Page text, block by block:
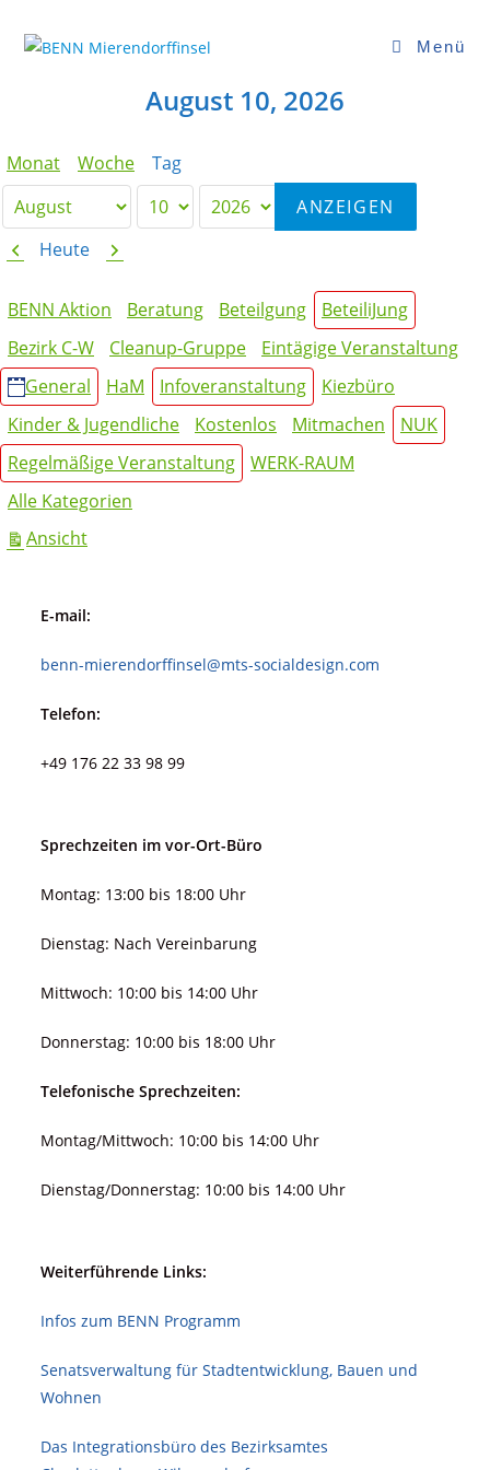
Inhalt
Menü
August 10, 2026
Monat Woche Tag
Monat
Tag
Jahr
Zurück
Heute Weiter
Kategorien
BENN Aktion Beratung Beteilgung
BeteiliJung
Bezirk C-W
Cleanup-Gruppe
Eintägige Veranstaltung
General
HaM Infoveranstaltung
Kiezbüro
Kinder & Jugendliche
Kostenlos Mitmachen
NUK
Regelmäßige Veranstaltung
WERK-RAUM
Alle Kategorien
Ansichtausdrucken
E-mail:
benn-mierendorffinsel@mts-socialdesign.com
Telefon:
+49 176 22 33 98 99
Sprechzeiten im vor-Ort-Büro
Montag: 13:00 bis 18:00 Uhr
Dienstag: Nach Vereinbarung
Mittwoch: 10:00 bis 14:00 Uhr
Donnerstag: 10:00 bis 18:00 Uhr
Telefonische Sprechzeiten:
Montag/Mittwoch: 10:00 bis 14:00 Uhr
Dienstag/Donnerstag: 10:00 bis 14:00 Uhr
Weiterführende Links:
Infos zum BENN Programm
Senatsverwaltung für Stadt­ent­wicklung, Bauen und
Wohnen
Das Integrationsbüro des Bezirksamtes